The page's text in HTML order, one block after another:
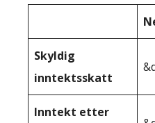
Skyldig
inntektsskatt
Inntekt etter